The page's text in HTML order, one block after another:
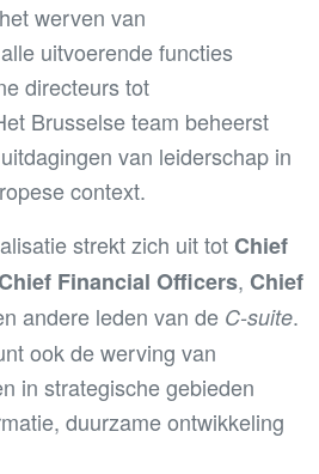
werven van
uitvoerende functies
directeurs tot
Brusselse team beheerst
van leiderschap in
context.
strekt zich uit totChief
Financial Officers, Chief
andere leden van de C-suite.
ook de werving van
in strategische gebieden
duurzame ontwikkeling